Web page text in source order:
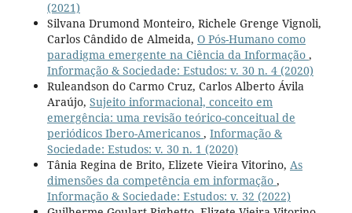
(2021)
Silvana Drumond Monteiro, Richele Grenge Vignoli,
Carlos Cândido de Almeida, O Pós-Humano como
paradigma emergente na Ciência da Informação ,
Informação & Sociedade: Estudos: v. 30 n. 4 (2020)
Ruleandson do Carmo Cruz, Carlos Alberto Ávila
Araújo, Sujeito informacional, conceito em
emergência: uma revisão teórico-conceitual de
periódicos Ibero-Americanos , Informação &
Sociedade: Estudos: v. 30 n. 1 (2020)
Tânia Regina de Brito, Elizete Vieira Vitorino, As
dimensões da competência em informação ,
Informação & Sociedade: Estudos: v. 32 (2022)